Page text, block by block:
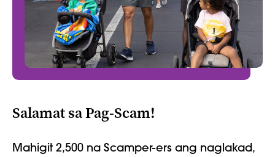
Salamat sa Pag-Scam!
Mahigit 2,500 na Scamper-ers ang naglakad,